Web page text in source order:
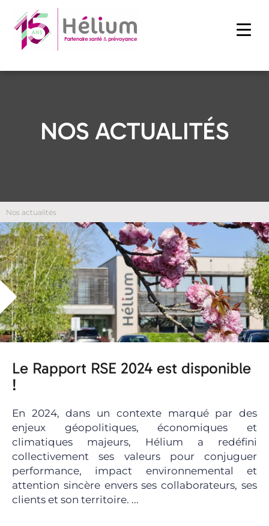
NOS ACTUALITÉS
Nos actualités
Le Rapport RSE 2024 est disponible
!
En 2024, dans un contexte marqué par des
enjeux géopolitiques, économiques et
climatiques majeurs, Hélium a redéfini
collectivement ses valeurs pour conjuguer
performance, impact environnemental et
attention sincère envers ses collaborateurs, ses
clients et son territoire. ...